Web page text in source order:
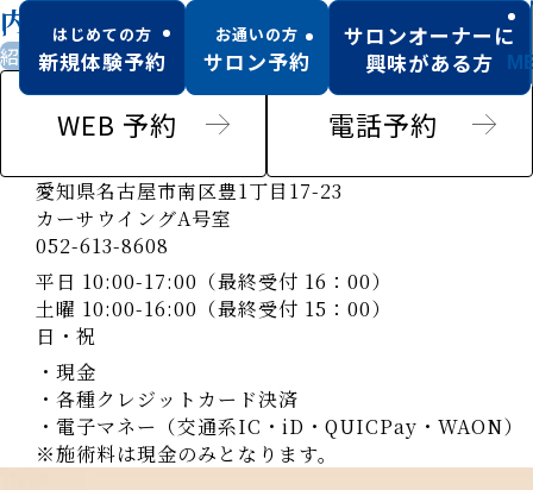
内田橋店
紹介のみ男性可お子様同伴可駐車場あり 駅チカ
WEB 予約 電話予約
愛知県名古屋市南区豊1丁目17-23
カーサウイングA号室
052-613-8608
平日 10:00-17:00（最終受付 16：00）
土曜 10:00-16:00（最終受付 15：00）
日・祝
・現金
・各種クレジットカード決済
・電子マネー（交通系IC・iD・QUICPay・WAON）
※施術料は現金のみとなります。
はじめての方
新規体験予約
お通いの方
サロン予約
サロンオーナーに
興味がある方